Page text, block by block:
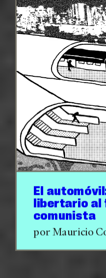
El
libertario
comunista
por Mauricio